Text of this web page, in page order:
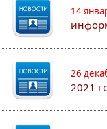
14
26
2021